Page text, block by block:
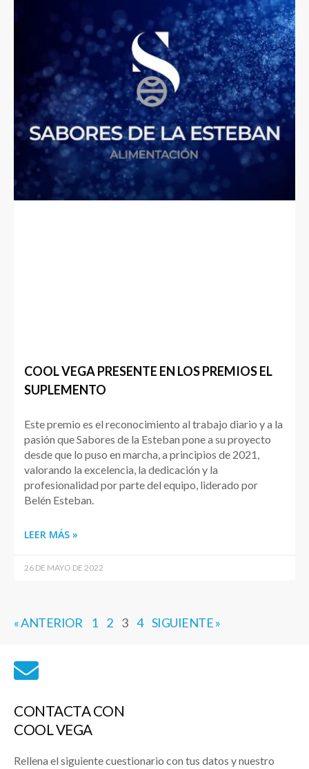
COOL VEGA PRESENTE EN LOS PREMIOS EL
SUPLEMENTO
Este premio es el reconocimiento al trabajo diario y a la
pasión que Sabores de la Esteban pone a su proyecto
desde que lo puso en marcha, a principios de 2021,
valorando la excelencia, la dedicación y la
profesionalidad por parte del equipo, liderado por
Belén Esteban.
LEER MÁS »
26 DE MAYO DE 2022
« ANTERIOR 1 2 3 4 SIGUIENTE »
CONTACTA CON
COOL VEGA
Rellena el siguiente cuestionario con tus datos y nuestro